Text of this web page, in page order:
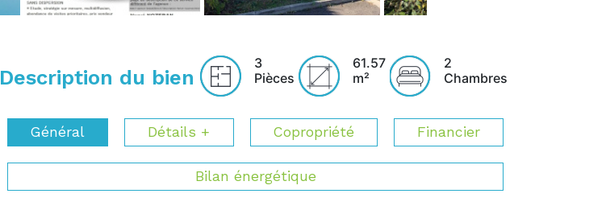
Description du bien
3
Pièces
61.57
m²
2
Chambres
Général Détails + Copropriété Financier
Bilan énergétique